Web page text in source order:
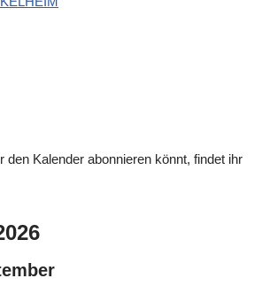
den Kalender abonnieren könnt, findet ihr